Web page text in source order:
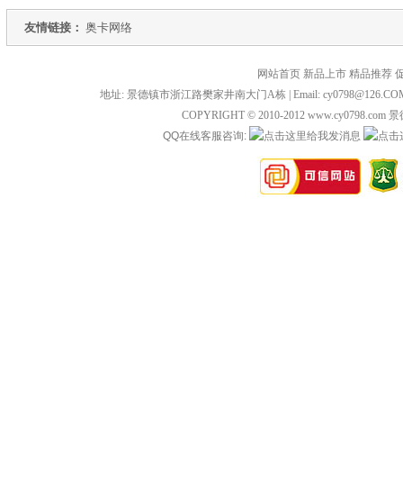
友情链接： 奥卡网络
网站首页 新品上市 精品推荐
地址: 景德镇市浙江路樊家井南大门A栋 | Email:
COPYRIGHT © 2010-2012 www.cy0798.com
QQ在线客服咨询: